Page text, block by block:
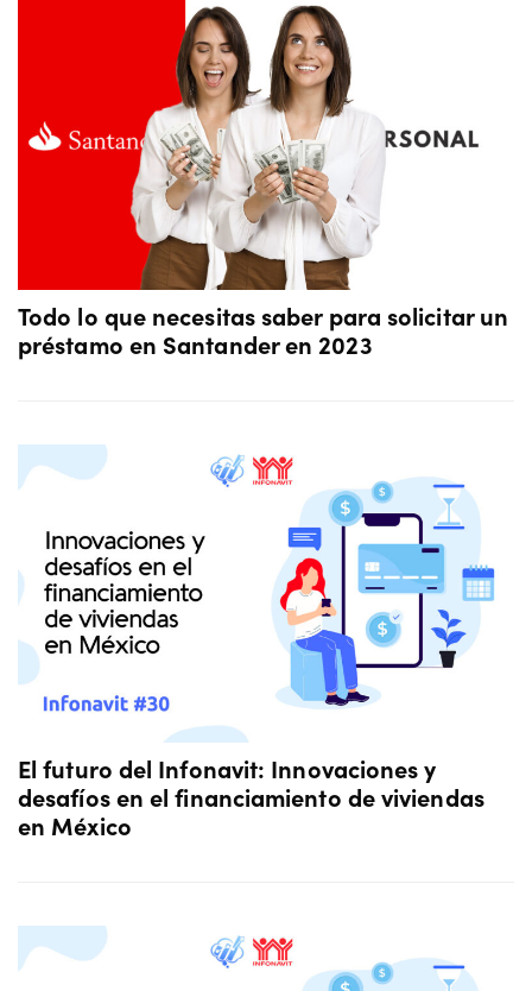
Todo lo que necesitas saber para solicitar un
préstamo en Santander en 2023
El futuro del Infonavit: Innovaciones y
desafíos en el financiamiento de viviendas
en México